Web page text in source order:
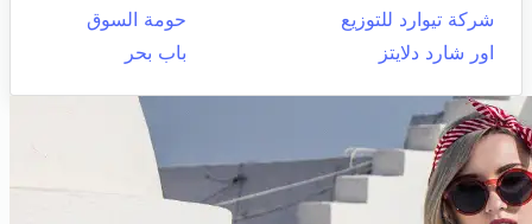
شركة تيوارد للتوزيع
حومة السوق
اور شارد دلايتز
باب بحر